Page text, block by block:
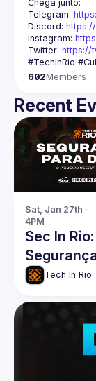
Telegram:
Discord:
Instagram:
Twitter: https://
602Members
Recent
Sat, Jan 27th ·
4PM
Sec In Rio:
DevsTech In Rio